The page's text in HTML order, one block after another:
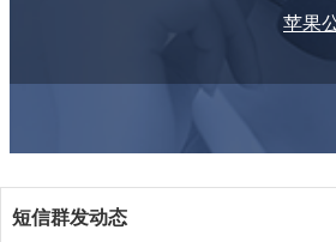
苹果
短信群发动态